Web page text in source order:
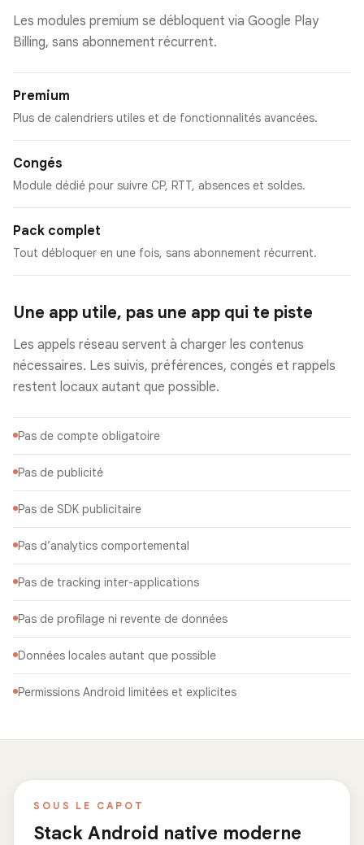
Les modules premium se débloquent via Google Play
Billing, sans abonnement récurrent.
Premium
Plus de calendriers utiles et de fonctionnalités avancées.
Congés
Module dédié pour suivre CP, RTT, absences et soldes.
Pack complet
Tout débloquer en une fois, sans abonnement récurrent.
Une app utile, pas une app qui te piste
Les appels réseau servent à charger les contenus
nécessaires. Les suivis, préférences, congés et rappels
restent locaux autant que possible.
Pas de compte obligatoire
Pas de publicité
Pas de SDK publicitaire
Pas d’analytics comportemental
Pas de tracking inter-applications
Pas de profilage ni revente de données
Données locales autant que possible
Permissions Android limitées et explicites
SOUS LE CAPOT
Stack Android native moderne